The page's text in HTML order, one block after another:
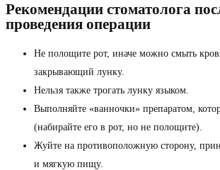
Рекомендации стоматолога
проведения операции
Не полощите рот, иначе можно смыть
закрывающий лунку.
Нельзя также трогать лунку языком.
Выполняйте «ванночки» препаратом,
(набирайте его в рот, но не полощите).
Жуйте на противоположную сторону,
и мягкую пищу.